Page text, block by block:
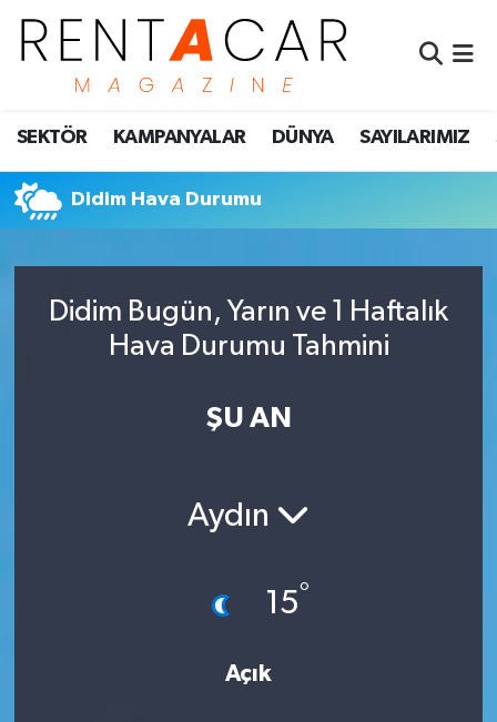
SEKTÖR KAMPANYALAR DÜNYA SAYILARIMIZ
Didim Hava Durumu
Didim Bugün, Yarın ve 1 Haftalık
Hava Durumu Tahmini
ŞU AN
Aydın
15°
Açık
İstanbul Nöbetçi Eczaneler
İstanbul Hava Durumu
İstanbul Namaz Vakitleri
Süper Lig Puan Durumu ve Fikstür
Son Dakika Haberleri